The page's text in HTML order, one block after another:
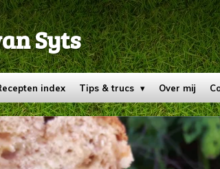
Syts
index Tips & trucs Over mij